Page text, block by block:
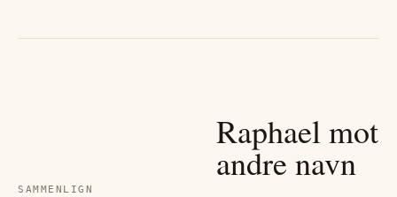
SAMMENLIGN
Raphaelmot
andre navn